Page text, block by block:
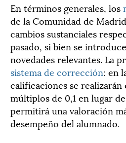
En términos generales, los
de la Comunidad de
cambios sustanciales
pasado, si bien se
novedades relevantes. La
sistema de corrección: en
calificaciones se realizarán
múltiplos de 0,1 en lugar
permitirá una valoración
desempeño del alumnado.